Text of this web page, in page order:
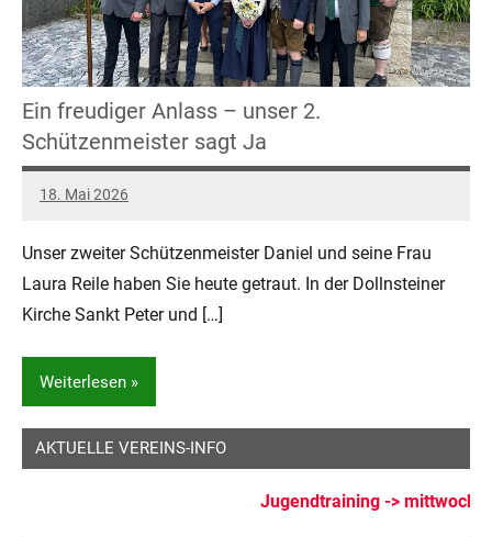
Ein freudiger Anlass – unser 2.
Schützenmeister sagt Ja
18. Mai 2026
Daniel
Keine
Unser zweiter Schützenmeister Daniel und seine Frau
Laura Reile haben Sie heute getraut. In der Dollnsteiner
Kirche Sankt Peter und […]
Weiterlesen
Allgemein
AKTUELLE VEREINS-INFO
Jugendtraining -> mittwochs